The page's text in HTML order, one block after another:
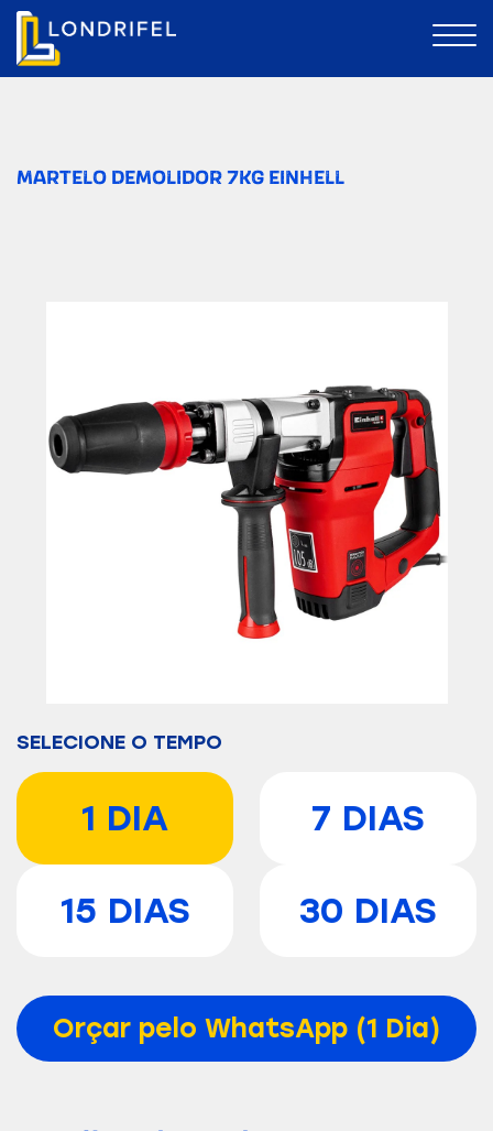
MARTELO DEMOLIDOR 7KG EINHELL
SELECIONE O TEMPO
1 DIA 7 DIAS
15 DIAS 30 DIAS
Orçar pelo WhatsApp (1 Dia)